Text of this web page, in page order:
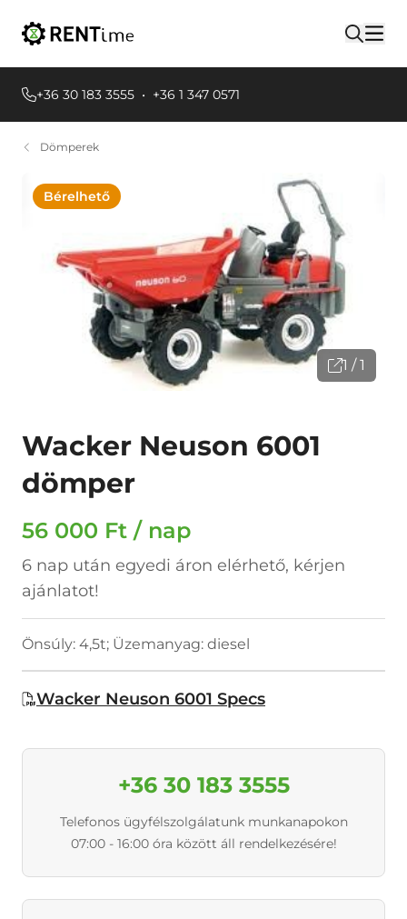
+36 30 183 3555 • +36 1 347 0571
Dömperek
Bérelhető
1 / 1
Wacker Neuson 6001
dömper
56 000 Ft / nap
6 nap után egyedi áron elérhető, kérjen
ajánlatot!
Önsúly: 4,5t; Üzemanyag: diesel
Wacker Neuson 6001 Specs
+36 30 183 3555
Telefonos ügyfélszolgálatunk munkanapokon
07:00 - 16:00 óra között áll rendelkezésére!